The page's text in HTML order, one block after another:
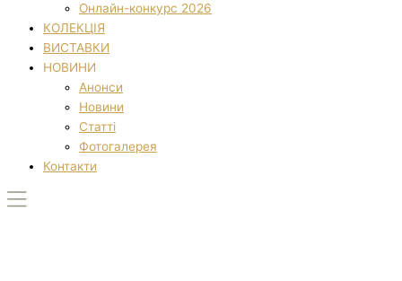
Онлайн-конкурс 2026
КОЛЕКЦІЯ
ВИСТАВКИ
НОВИНИ
Анонси
Новини
Статті
Фотогалерея
Контакти